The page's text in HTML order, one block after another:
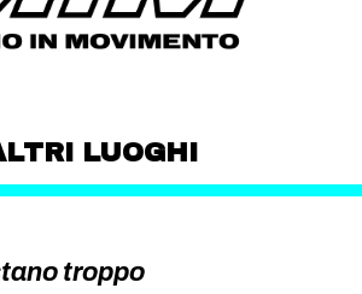
LUOGHI
troppo